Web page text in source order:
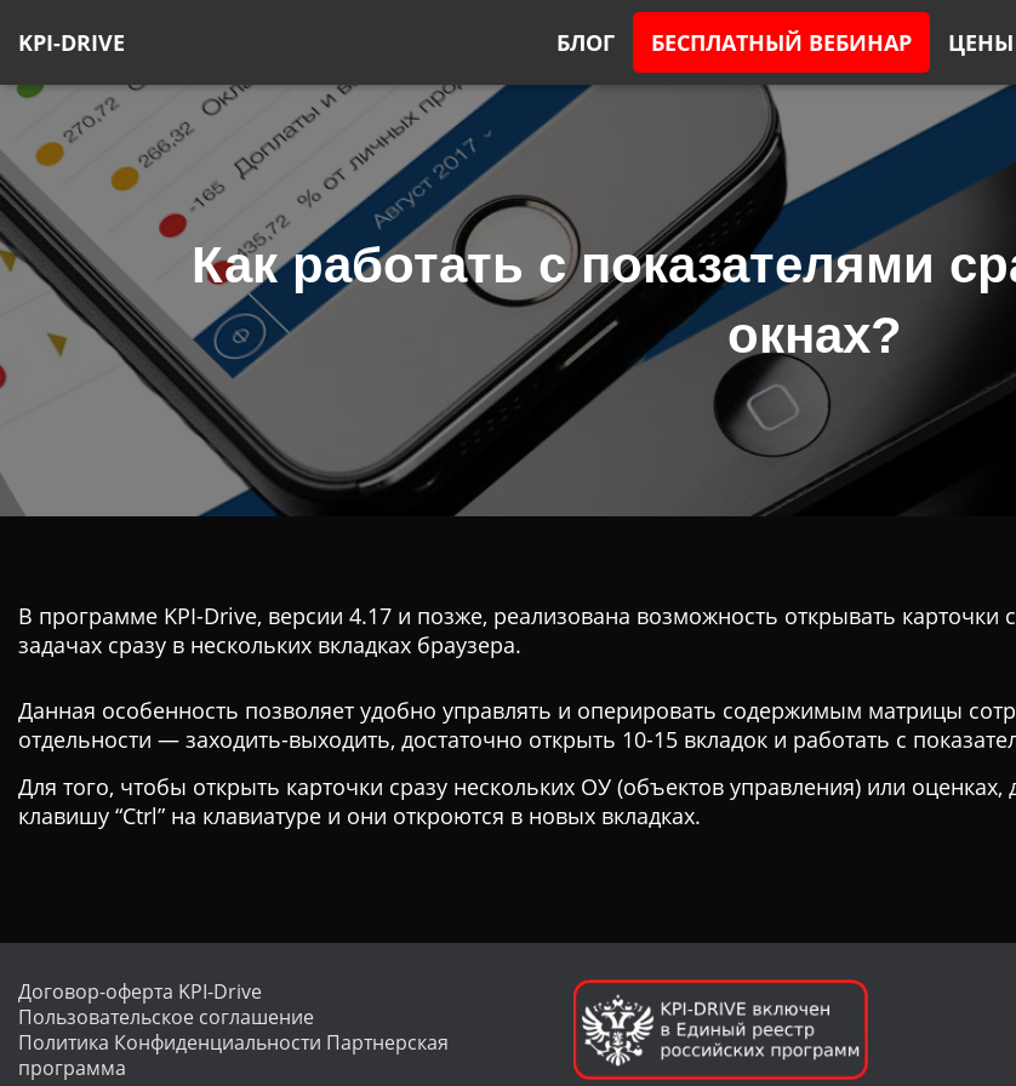
KPI-DRIVE БЛОГ БЕСПЛАТНЫЙ ВЕБИНАР ЦЕНЫ
Как работать с показателями
окнах?
В программе KPI-Drive, версии 4.17 и позже, реализована возможность открывать
задачах сразу в нескольких вкладках браузера.
Данная особенность позволяет удобно управлять и оперировать содержимым матрицы
отдельности — заходить-выходить, достаточно открыть 10-15 вкладок и работать с
Для того, чтобы открыть карточки сразу нескольких ОУ (объектов управления) или
клавишу “Ctrl” на клавиатуре и они откроются в новых вкладках.
Договор-оферта KPI-Drive
Пользовательское соглашение
Политика Конфиденциальности Партнерская
программа